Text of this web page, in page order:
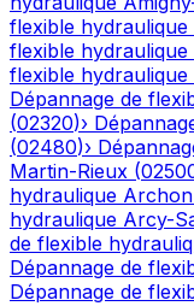
flexible hydraulique
flexible hydraulique
flexible hydraulique
Dépannage de
(02320)›
(02480)›
Martin-Rieux (
hydraulique Archon
hydraulique Arcy-
de flexible
Dépannage de
Dépannage de